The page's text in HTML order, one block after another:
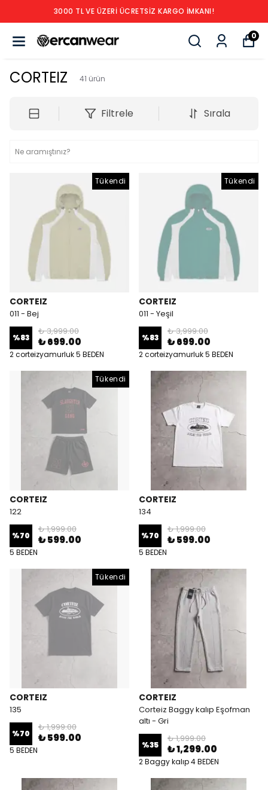
3000 TL VE ÜZERİ ÜCRETSİZ KARGO İMKANI!
0
CORTEIZ 41 ürün
Filtrele Sırala
Tükendi
CORTEIZ
011 - Bej
%83
₺ 3,999.00
₺ 699.00
2 corteizyamurluk 5 BEDEN
Tükendi
CORTEIZ
011 - Yeşil
%83
₺ 3,999.00
₺ 699.00
2 corteizyamurluk 5 BEDEN
Tükendi
CORTEIZ
122
%70
₺ 1,999.00
₺ 599.00
5 BEDEN
CORTEIZ
134
%70
₺ 1,999.00
₺ 599.00
5 BEDEN
Tükendi
CORTEIZ
135
%70
₺ 1,999.00
₺ 599.00
5 BEDEN
CORTEIZ
Corteiz Baggy kalıp Eşofman
altı - Gri
%35
₺ 1,999.00
₺ 1,299.00
2 Baggy kalıp 4 BEDEN